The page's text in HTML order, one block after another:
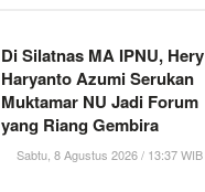
Di Silatnas MA IPNU, Hery
Haryanto Azumi Serukan
Muktamar NU Jadi Forum
yang Riang Gembira
Sabtu, 8 Agustus 2026 / 13:37 WIB